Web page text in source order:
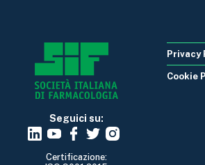
Seguici su:
Certificazione:
Privacy
Cookie